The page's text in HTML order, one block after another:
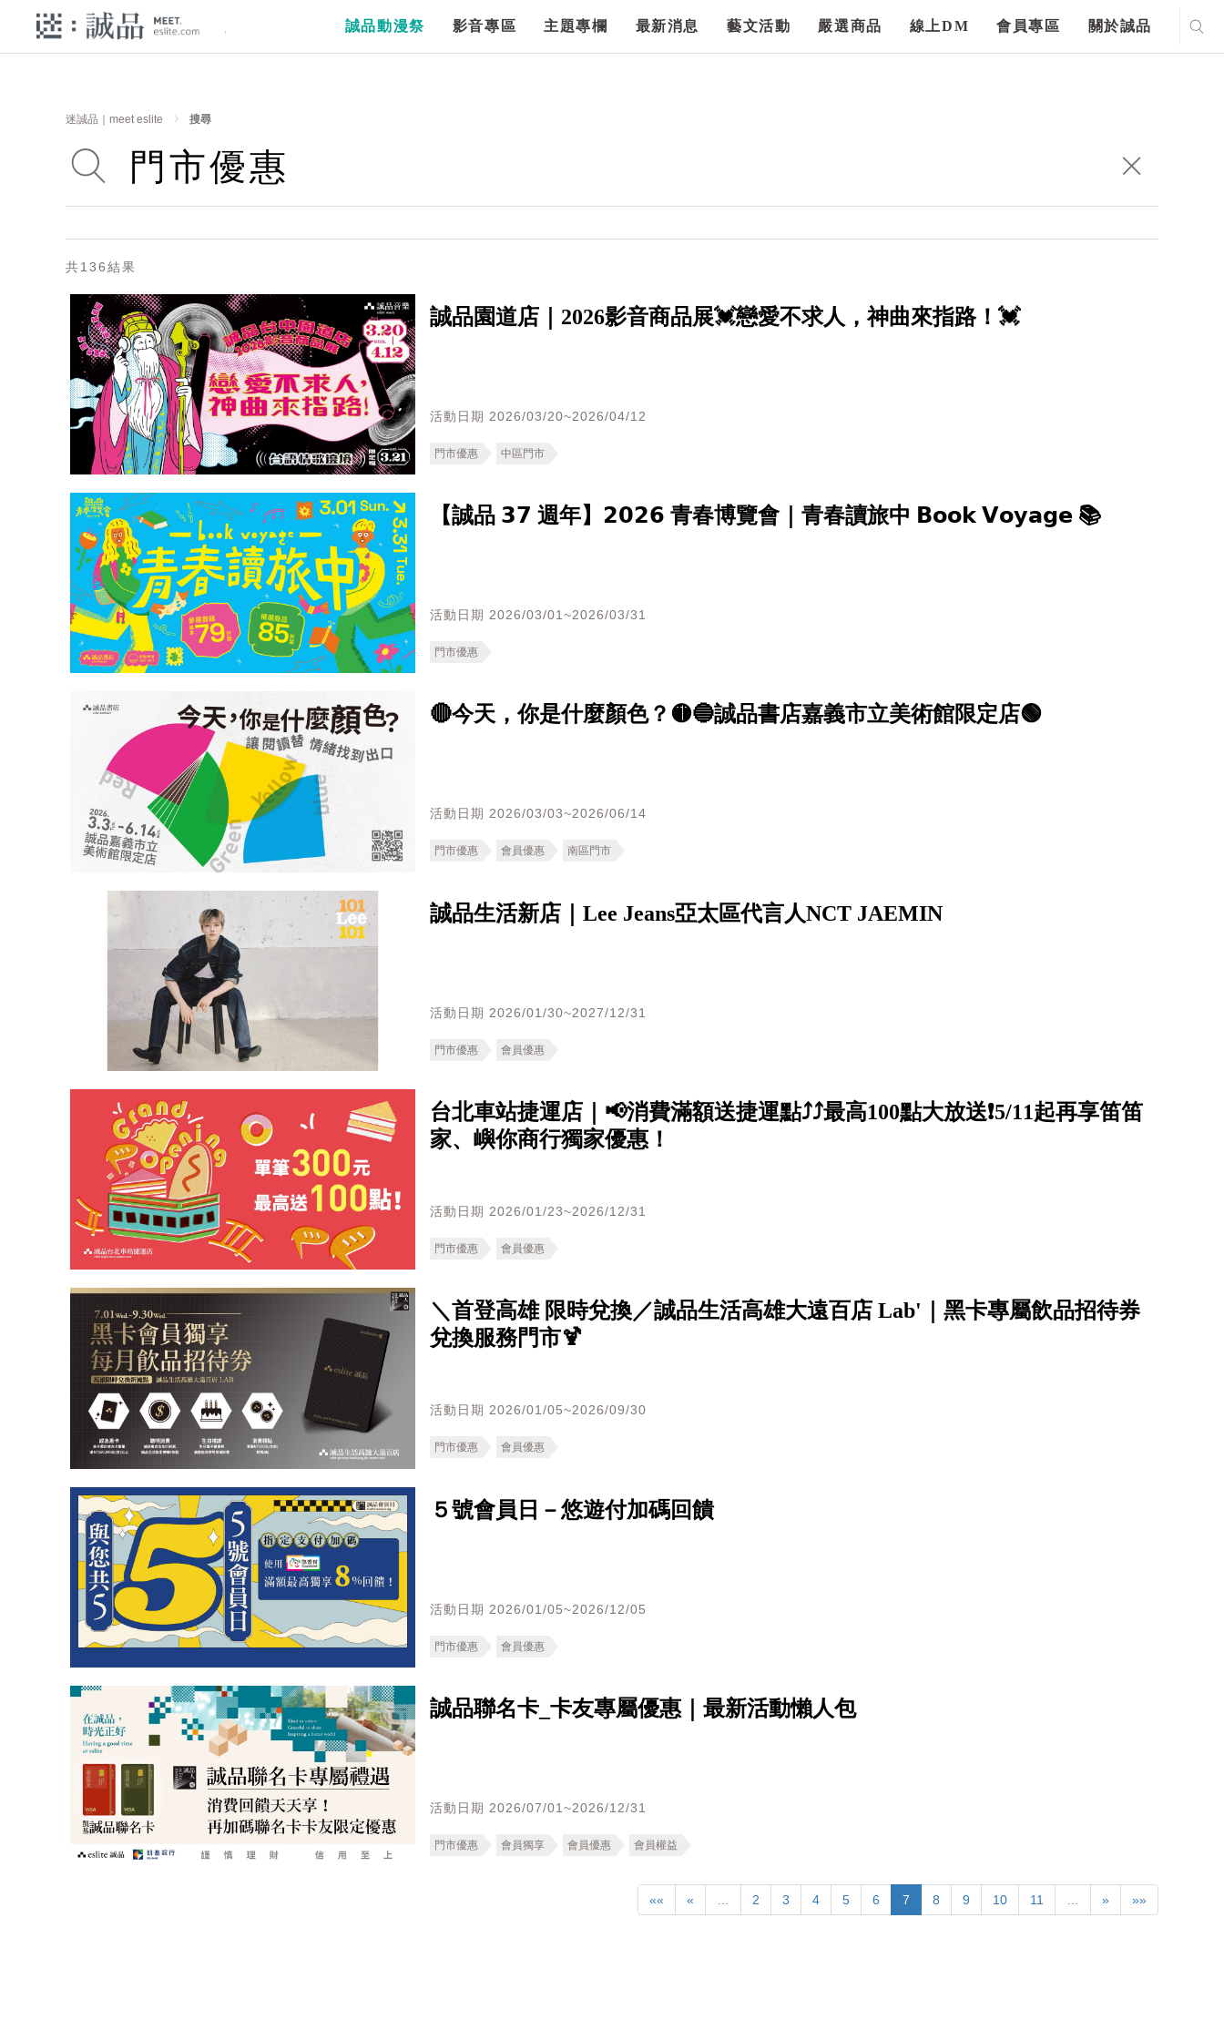
誠品動漫祭 影音專區 主題專欄 最新消息 藝文活動 嚴選商品 線上DM 會員專區 關於誠品
迷誠品｜meet eslite 搜尋
共136結果
誠品園道店｜2026影音商品展💓戀愛不求人，神曲來指路！💓
活動日期 2026/03/20~2026/04/12
門市優惠 中區門市
【誠品 𝟯𝟳 週年】𝟮𝟬𝟮𝟲 青春博覽會｜青春讀旅中 𝗕𝗼𝗼𝗸 𝗩𝗼𝘆𝗮𝗴𝗲 📚
活動日期 2026/03/01~2026/03/31
門市優惠
🔴今天，你是什麼顏色？🟡🔵誠品書店嘉義市立美術館限定店🟢
活動日期 2026/03/03~2026/06/14
門市優惠 會員優惠 南區門市
誠品生活新店｜Lee Jeans亞太區代言人NCT JAEMIN
活動日期 2026/01/30~2027/12/31
門市優惠 會員優惠
台北車站捷運店｜📢消費滿額送捷運點⤴⤴最高100點大放送❗5/11起再享笛笛
家、嶼你商行獨家優惠！
活動日期 2026/01/23~2026/12/31
門市優惠 會員優惠
＼首登高雄 限時兌換／誠品生活高雄大遠百店 Lab'｜黑卡專屬飲品招待券
兌換服務門市🍹
活動日期 2026/01/05~2026/09/30
門市優惠 會員優惠
５號會員日－悠遊付加碼回饋
活動日期 2026/01/05~2026/12/05
門市優惠 會員優惠
誠品聯名卡_卡友專屬優惠｜最新活動懶人包
活動日期 2026/07/01~2026/12/31
門市優惠 會員獨享 會員優惠 會員權益
«« « … 2 3 4 5 6 7 8 9 10 11 … » »»